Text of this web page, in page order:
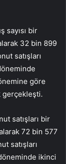
sayısı bir
32 bin 899
satışları
göre
gerçekleşti.
satışları bir
72 bin 577
satışları
ikinci